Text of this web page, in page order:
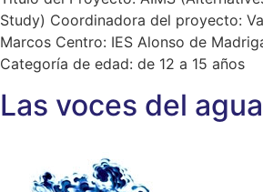
Study) Coordinadora del proyecto:
Marcos Centro: IES Alonso de
Categoría de edad: de 12 a 15 años
Las voces del agua